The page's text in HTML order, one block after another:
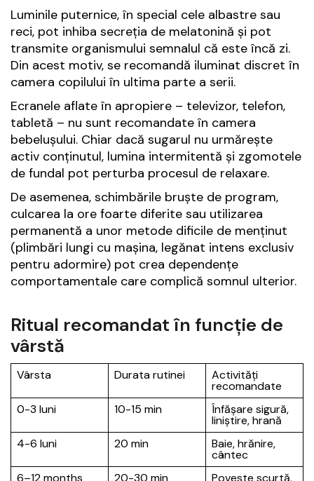
Luminile puternice, în special cele albastre sau
reci, pot inhiba secreția de melatonină și pot
transmite organismului semnalul că este încă zi.
Din acest motiv, se recomandă iluminat discret în
camera copilului în ultima parte a serii.
Ecranele aflate în apropiere – televizor, telefon,
tabletă – nu sunt recomandate în camera
bebelușului. Chiar dacă sugarul nu urmărește
activ conținutul, lumina intermitentă și zgomotele
de fundal pot perturba procesul de relaxare.
De asemenea, schimbările bruște de program,
culcarea la ore foarte diferite sau utilizarea
permanentă a unor metode dificile de menținut
(plimbări lungi cu mașina, legănat intens exclusiv
pentru adormire) pot crea dependențe
comportamentale care complică somnul ulterior.
Ritual recomandat în funcție de
vârstă
Vârsta Durata rutinei Activități
recomandate
0-3 luni
10-15 min Înfășare sigură,
liniștire, hrană
4-6 luni
20 min Baie, hrănire,
cântec
6–12 months
20-30 min Poveste scurtă,